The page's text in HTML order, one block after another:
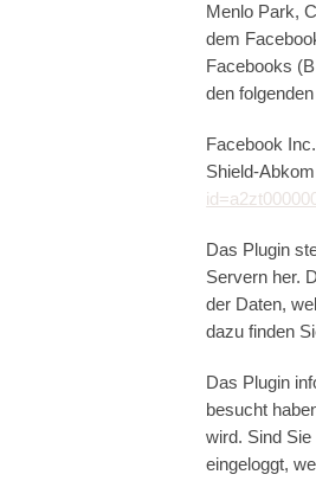
Menlo Park,
dem
Facebooks
den
Facebook
Shield-
Das Plugin
Servern her.
der Daten,
dazu finden
Das Plugin
besucht
wird. Sind
eingeloggt,